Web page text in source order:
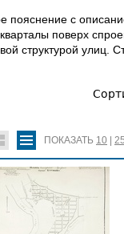
пояснение с
поверх
структурой
ПОКАЗАТЬ 10 |